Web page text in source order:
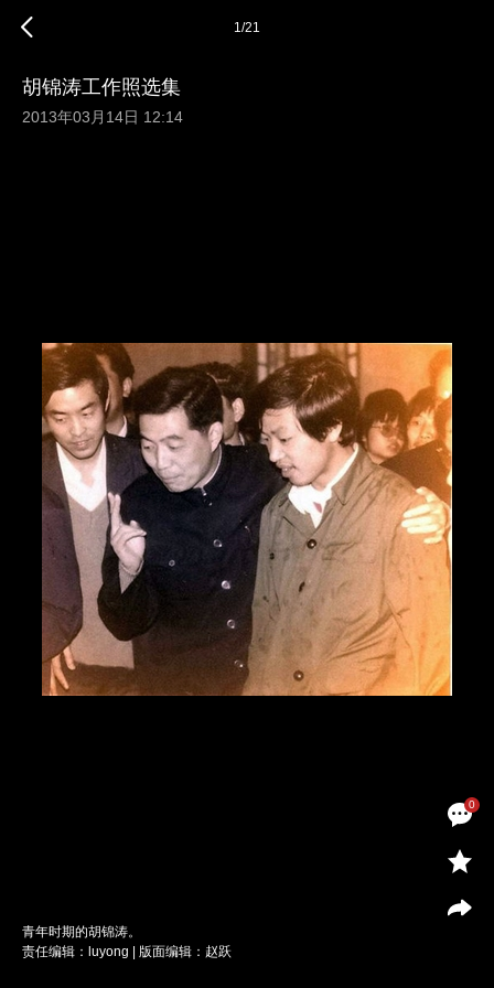
0
1/21
胡锦涛工作照选集
2013年03月14日 12:14
青年时期的胡锦涛。
责任编辑：luyong | 版面编辑：赵跃